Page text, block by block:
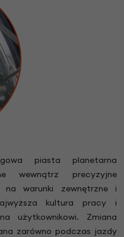
piasta planetarna
wewnątrz precyzyjne
na warunki zewnętrzne i
kultura pracy i
użytkownikowi. Zmiana
zarówno podczas jazdy